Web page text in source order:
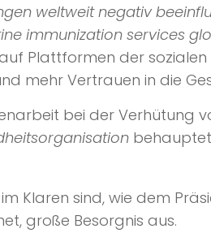
weltweit negativ
immunization services
Plattformen der sozialen
mehr Vertrauen in die
bei der Verhütung
Klaren sind, wie dem
große Besorgnis aus.